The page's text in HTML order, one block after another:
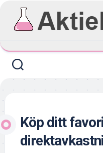
content
Köp ditt